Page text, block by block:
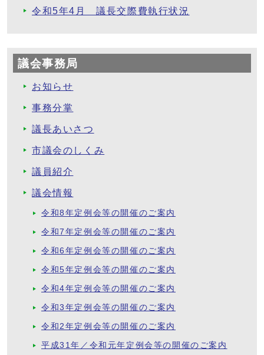
令和5年4月 議長交際費執行状況
議会事務局
お知らせ
事務分掌
議長あいさつ
市議会のしくみ
議員紹介
議会情報
令和8年定例会等の開催のご案内
令和7年定例会等の開催のご案内
令和6年定例会等の開催のご案内
令和5年定例会等の開催のご案内
令和4年定例会等の開催のご案内
令和3年定例会等の開催のご案内
令和2年定例会等の開催のご案内
平成31年／令和元年定例会等の開催のご案内